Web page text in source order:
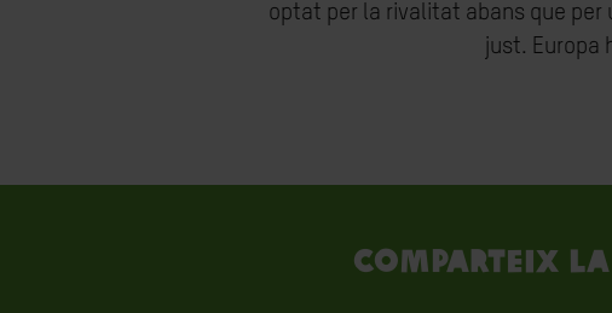
optat per la rivalitat abans que per
just. Europa
Comparteix